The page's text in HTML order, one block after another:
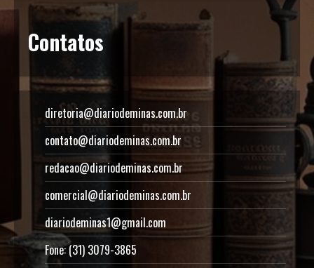
Contatos
diretoria@diariodeminas.com.br
contato@diariodeminas.com.br
redacao@diariodeminas.com.br
comercial@diariodeminas.com.br
diariodeminas1@gmail.com
Fone: (31) 3079-3865